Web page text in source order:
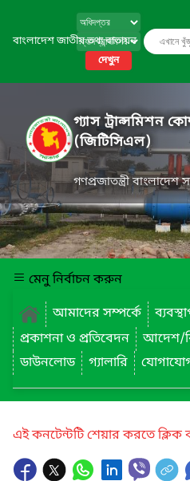
বাংলাদেশ জাতীয় তথ্য বাতায়ন
দেখুন
গ্যাস ট্রান্সমিশন
(জিটিসিএল)
গণপ্রজাতন্ত্রী বাংলাদেশ
মেনু নির্বাচন করুন
আমাদের সম্পর্কে
প্রকাশনা ও প্রতিবেদন
আদেশ/
ডাউনলোড
গ্যালারি
এই কনটেন্টটি শেয়ার করতে